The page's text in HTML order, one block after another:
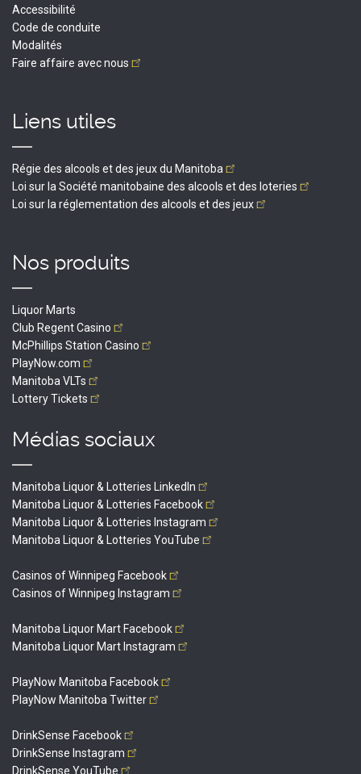
Accessibilité
Code de conduite
Modalités
Faire affaire avecnous
Liens utiles
Régie des alcools et des jeux du Manitoba
Loi sur la Société manitobaine des alcools et des loteries
Loi sur la réglementation des alcools et des jeux
Nos produits
Liquor Marts
Club RegentCasino
McPhillips Station Casino
PlayNow.com
Manitoba VLTs
LotteryTickets
Médias sociaux
Manitoba Liquor & Lotteries
LinkedIn
Manitoba Liquor & Lotteries Facebook
Manitoba Liquor & Lotteries Instagram
Manitoba Liquor & Lotteries YouTube
Casinos of Winnipeg Facebook
Casinos of Winnipeg Instagram
Manitoba Liquor Mart Facebook
Manitoba Liquor Mart Instagram
PlayNow Manitoba Facebook
PlayNow Manitoba Twitter
DrinkSense Facebook
DrinkSense Instagram
DrinkSense YouTube